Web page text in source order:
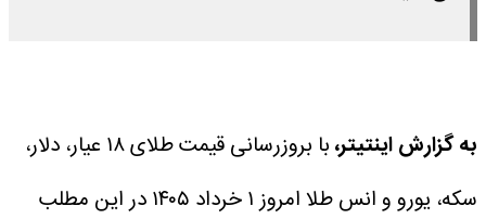
به گزارش اینتیتر،
با بروزرسانی قیمت طلای ۱۸ عیار، دلار،
سکه، یورو و انس طلا امروز ۱ خرداد ۱۴۰۵ در این مطلب